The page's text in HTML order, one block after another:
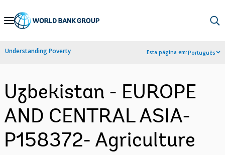
Skip
Navigation
Understanding Poverty Esta página em:Português
Uzbekistan - EUROPE
AND CENTRAL ASIA-
P158372- Agriculture